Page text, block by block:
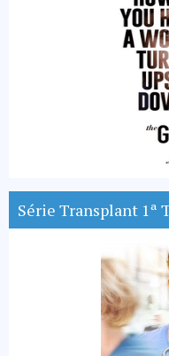
Série Transplant 1ª